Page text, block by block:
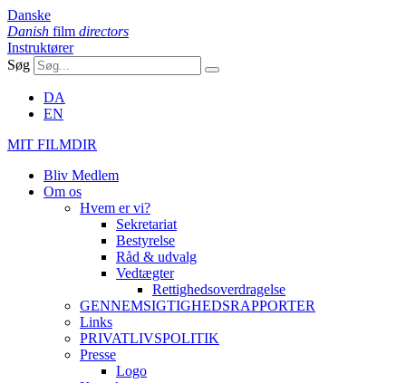
Danske
Danish film directors
Instruktører
Søg
DA
EN
MIT FILMDIR
Bliv Medlem
Om os
Hvem er vi?
Sekretariat
Bestyrelse
Råd & udvalg
Vedtægter
Rettighedsoverdragelse
GENNEMSIGTIGHEDSRAPPORTER
Links
PRIVATLIVSPOLITIK
Presse
Logo